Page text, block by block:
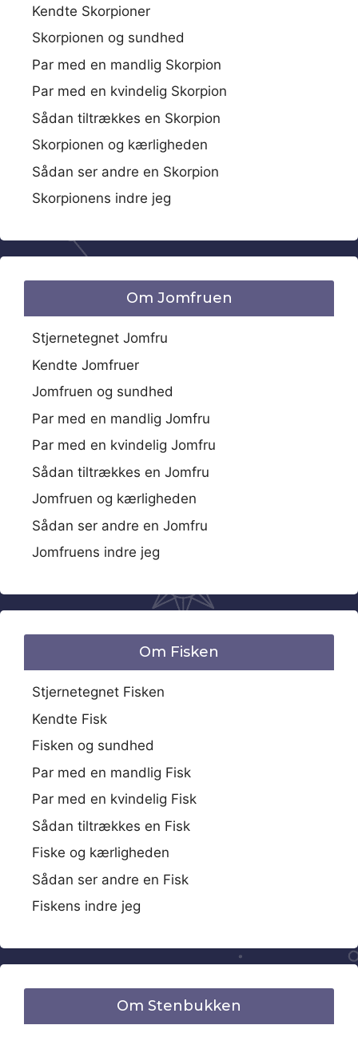
Kendte Skorpioner
Skorpionen og sundhed
Par med en mandlig Skorpion
Par med en kvindelig Skorpion
Sådan tiltrækkes en Skorpion
Skorpionen og kærligheden
Sådan ser andre en Skorpion
Skorpionens indre jeg
Om Jomfruen
Stjernetegnet Jomfru
Kendte Jomfruer
Jomfruen og sundhed
Par med en mandlig Jomfru
Par med en kvindelig Jomfru
Sådan tiltrækkes en Jomfru
Jomfruen og kærligheden
Sådan ser andre en Jomfru
Jomfruens indre jeg
Om Fisken
Stjernetegnet Fisken
Kendte Fisk
Fisken og sundhed
Par med en mandlig Fisk
Par med en kvindelig Fisk
Sådan tiltrækkes en Fisk
Fiske og kærligheden
Sådan ser andre en Fisk
Fiskens indre jeg
Om Stenbukken